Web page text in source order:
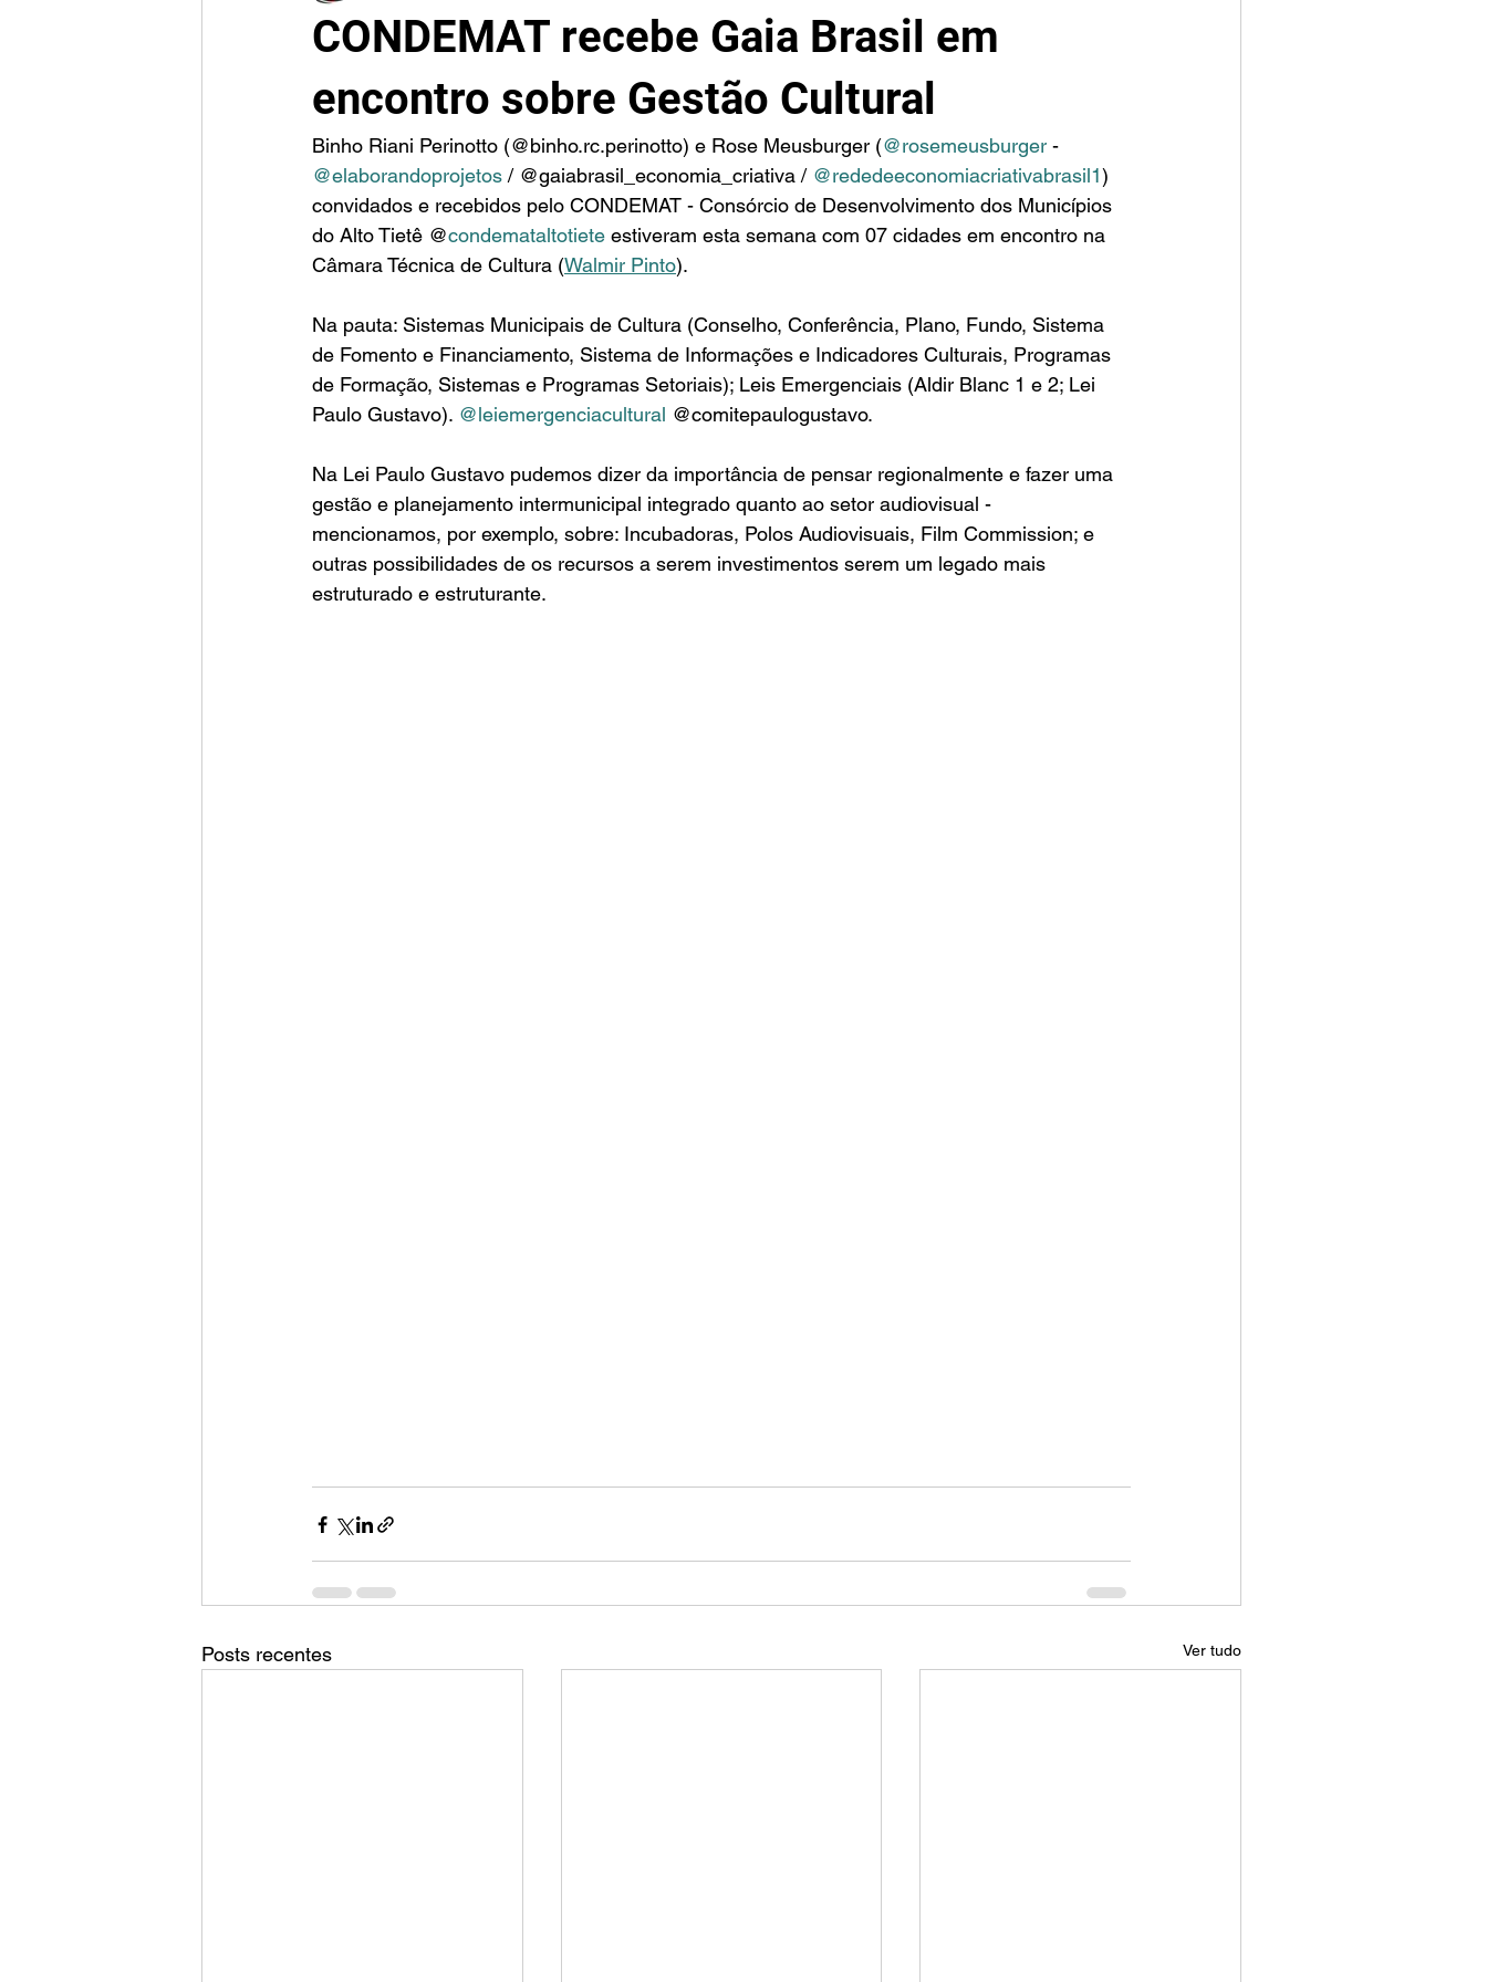
CONDEMAT recebe Gaia Brasil em
encontro sobre Gestão Cultural
Binho Riani Perinotto (@binho.rc.perinotto) e Rose Meusburger (@rosemeusburger -
@elaborandoprojetos / @gaiabrasil_economia_criativa / @rededeeconomiacriativabrasil1)
convidados e recebidos pelo CONDEMAT - Consórcio de Desenvolvimento dos Municípios
do Alto Tietê @condemataltotiete estiveram esta semana com 07 cidades em encontro na
Câmara Técnica de Cultura (Walmir Pinto).
Na pauta: Sistemas Municipais de Cultura (Conselho, Conferência, Plano, Fundo, Sistema
de Fomento e Financiamento, Sistema de Informações e Indicadores Culturais, Programas
de Formação, Sistemas e Programas Setoriais); Leis Emergenciais (Aldir Blanc 1 e 2; Lei
Paulo Gustavo). @leiemergenciacultural @comitepaulogustavo.
Na Lei Paulo Gustavo pudemos dizer da importância de pensar regionalmente e fazer uma
gestão e planejamento intermunicipal integrado quanto ao setor audiovisual -
mencionamos, por exemplo, sobre: Incubadoras, Polos Audiovisuais, Film Commission; e
outras possibilidades de os recursos a serem investimentos serem um legado mais
estruturado e estruturante.
Posts recentes Ver tudo